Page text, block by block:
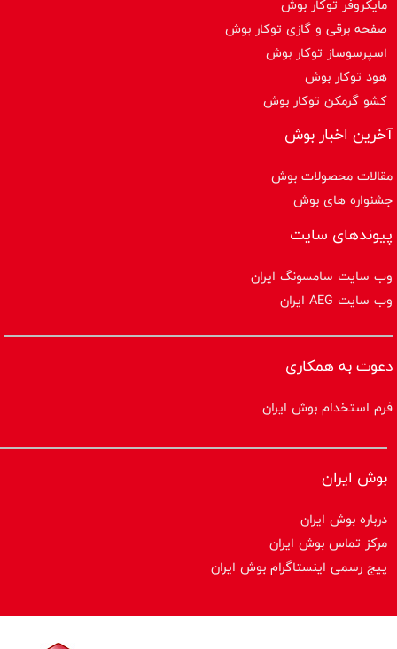
مایکروفر توکار بوش
صفحه برقی و گازی توکار بوش
اسپرسوساز توكار بوش
هود توکار بوش
کشو گرمکن توکار بوش
آخرین اخبار بوش
مقالات محصولات بوش
جشنواره های بوش
پیوندهای سایت
وب سایت سامسونگ ایران
وب سایت AEG ایران
دعوت به همکاری
فرم استخدام بوش ایران
بوش ایران
درباره بوش ایران
مرکز تماس بوش ایران
پیج رسمی اینستاگرام بوش ایران